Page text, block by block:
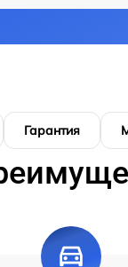
Гарантия